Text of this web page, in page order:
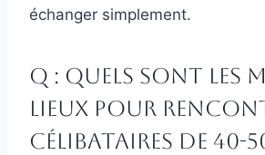
échanger simplement.
Q : Quels sont les
lieux pour
célibataires de 40-